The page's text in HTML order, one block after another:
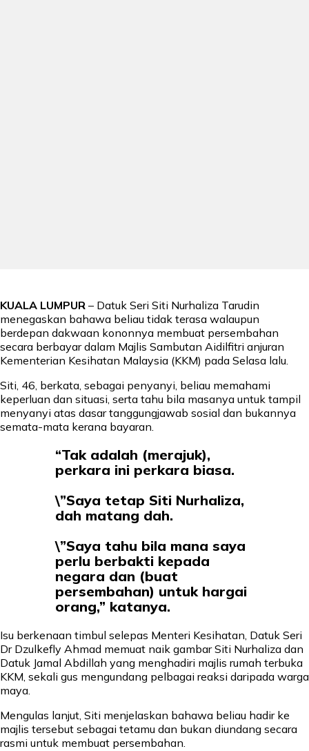
KUALA LUMPUR – Datuk Seri Siti Nurhaliza Tarudin
menegaskan bahawa beliau tidak terasa walaupun
berdepan dakwaan kononnya membuat persembahan
secara berbayar dalam Majlis Sambutan Aidilfitri anjuran
Kementerian Kesihatan Malaysia (KKM) pada Selasa lalu.
Siti, 46, berkata, sebagai penyanyi, beliau memahami
keperluan dan situasi, serta tahu bila masanya untuk tampil
menyanyi atas dasar tanggungjawab sosial dan bukannya
semata-mata kerana bayaran.
“Tak adalah (merajuk),
perkara ini perkara biasa.
\”Saya tetap Siti Nurhaliza,
dah matang dah.
\”Saya tahu bila mana saya
perlu berbakti kepada
negara dan (buat
persembahan) untuk hargai
orang,” katanya.
Isu berkenaan timbul selepas Menteri Kesihatan, Datuk Seri
Dr Dzulkefly Ahmad memuat naik gambar Siti Nurhaliza dan
Datuk Jamal Abdillah yang menghadiri majlis rumah terbuka
KKM, sekali gus mengundang pelbagai reaksi daripada warga
maya.
Mengulas lanjut, Siti menjelaskan bahawa beliau hadir ke
majlis tersebut sebagai tetamu dan bukan diundang secara
rasmi untuk membuat persembahan.